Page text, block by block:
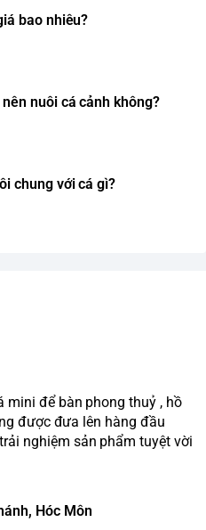
bao nhiêu?
nuôi cá cảnh không?
chung với cá gì?
mini để bàn phong thuỷ , hồ
được đưa lên hàng đầu
nghiệm sản phẩm tuyệt vời
Hóc Môn